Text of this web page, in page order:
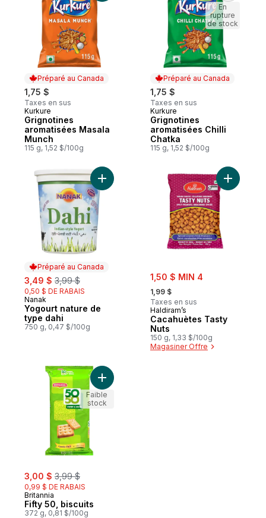
Préparé au Canada
1,75 $
Taxes en sus
Préparé au Canada
Kurkure
Grignotines
aromatisées Masala
Munch
115 g, 1,52 $/100g
Préparé au Canada
1,75 $
Taxes en sus
Préparé au Canada
Kurkure
Grignotines
aromatisées Chilli
Chatka
115 g, 1,52 $/100g
En
rupture
de stock
Préparé au Canada
sale:
3,49 $ , formerly:
3,99 $
0,50 $ DE RABAIS
Préparé au Canada
Nanak
Yogourt nature de
type dahi
750 g, 0,47 $/100g
Ajouter Yogourt nature de type dahi au
sale:
1,50 $ MIN 4
, formerly:
1,99 $
Taxes en sus
Haldiram’s
Cacahuètes Tasty
Nuts
150 g, 1,33 $/100g
Magasiner Offre
Ajouter
sale:
3,00 $ , formerly:
3,99 $
0,99 $ DE RABAIS
Britannia
Fifty 50, biscuits
372 g, 0,81 $/100g
Ajouter Fifty 50, biscuits au panier
Faible
stock